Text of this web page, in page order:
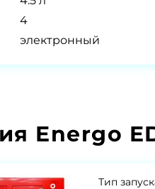
4
электронный
Energo
Тип